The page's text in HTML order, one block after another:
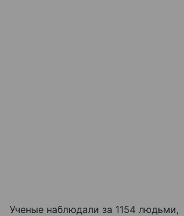
Ученые наблюдали за 1154 людьми,